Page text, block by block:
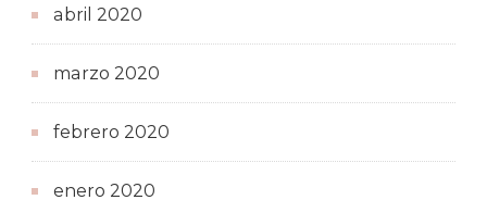
abril 2020
marzo 2020
febrero 2020
enero 2020